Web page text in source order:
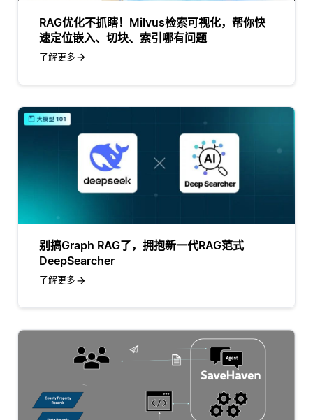
RAG优化不抓瞎！Milvus检索可视化，帮你快
速定位嵌入、切块、索引哪有问题
了解更多
别搞Graph RAG了，拥抱新一代RAG范式
DeepSearcher
了解更多